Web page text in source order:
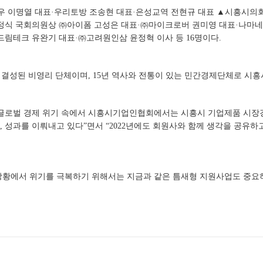
명열 대표·우리토방 조송현 대표·은성교역 전현규 대표 ▲시흥시의
국회의원상 ㈜아이폼 고성은 대표·㈜마이크로버 권미영 대표·나
테크 유완기 대표·㈜고려원인삼 윤정혁 이사 등 16명이다.
성된 비영리 단체이며, 15년 역사와 전통이 있는 민간경제단체로 시
벌 경제 위기 속에서 시흥시기업인협회에서는 시흥시 기업제품 시
과를 이뤄내고 있다”면서 “2022년에도 회원사와 함께 생각을 공유
에서 위기를 극복하기 위해서는 지금과 같은 틈새형 지원사업도 중